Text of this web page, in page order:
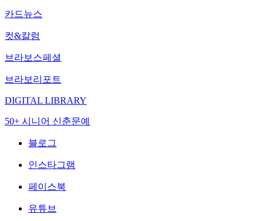
카드뉴스
컷&칼럼
브라보스페셜
브라보리포트
DIGITAL LIBRARY
50+ 시니어 신춘문예
블로그
인스타그램
페이스북
유튜브